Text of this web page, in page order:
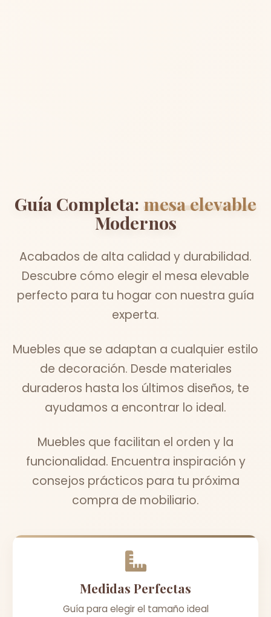
Guía Completa: mesa elevable
Modernos
Acabados de alta calidad y durabilidad.
Descubre cómo elegir el mesa elevable
perfecto para tu hogar con nuestra guía
experta.
Muebles que se adaptan a cualquier estilo
de decoración. Desde materiales
duraderos hasta los últimos diseños, te
ayudamos a encontrar lo ideal.
Muebles que facilitan el orden y la
funcionalidad. Encuentra inspiración y
consejos prácticos para tu próxima
compra de mobiliario.
Medidas Perfectas
Guía para elegir el tamaño ideal